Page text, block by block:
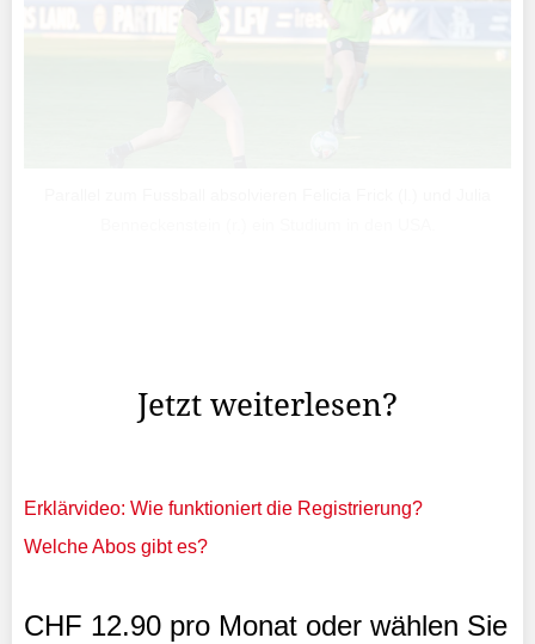
Jetzt weiterlesen?
Erklärvideo: Wie funktioniert die Registrierung?
Welche Abos gibt es?
CHF 12.90 pro Monat oder wählen Sie